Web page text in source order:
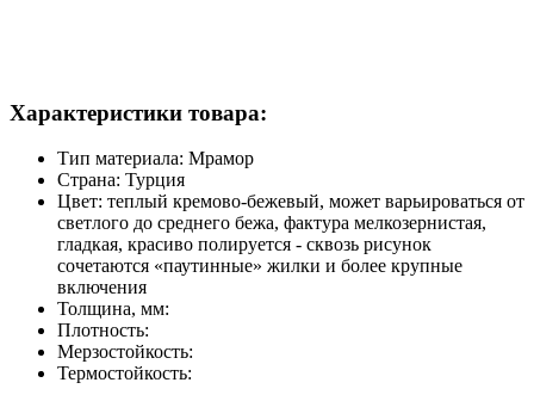
Характеристики товара:
Тип материала: Мрамор
Страна: Турция
Цвет: теплый кремово-бежевый, может варьироваться от
светлого до среднего бежа, фактура мелкозернистая,
гладкая, красиво полируется - сквозь рисунок
сочетаются «паутинные» жилки и более крупные
включения
Толщина, мм:
Плотность:
Мерзостойкость:
Термостойкость: